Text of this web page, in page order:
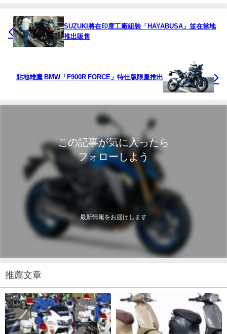
SUZUKI將在印度工廠組裝「HAYABUSA」並在當地
推出販售
貼地雄鷹 BMW「F900R FORCE」特仕版限量推出
この記事が気に入ったら
フォローしよう
最新情報をお届けします
推薦文章